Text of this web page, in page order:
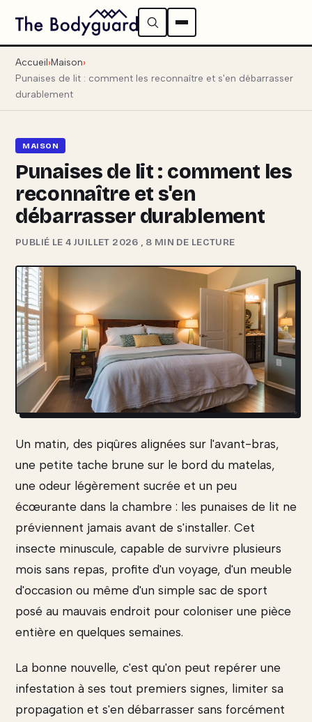
Accueil Maison
Punaises de lit : comment les reconnaître et s'en débarrasser
durablement
MAISON
Punaises de lit : comment les
reconnaître et s'en
débarrasser durablement
PUBLIÉ LE 4 JUILLET 2026 , 8 MIN DE LECTURE
Un matin, des piqûres alignées sur l'avant-bras,
une petite tache brune sur le bord du matelas,
une odeur légèrement sucrée et un peu
écœurante dans la chambre : les punaises de lit ne
préviennent jamais avant de s'installer. Cet
insecte minuscule, capable de survivre plusieurs
mois sans repas, profite d'un voyage, d'un meuble
d'occasion ou même d'un simple sac de sport
posé au mauvais endroit pour coloniser une pièce
entière en quelques semaines.
La bonne nouvelle, c'est qu'on peut repérer une
infestation à ses tout premiers signes, limiter sa
propagation et s'en débarrasser sans forcément